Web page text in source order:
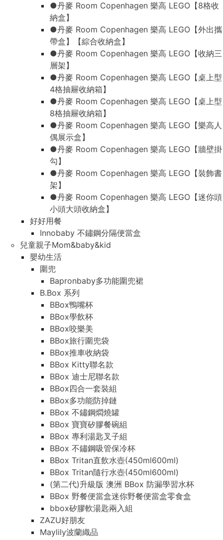
●丹麥 Room Copenhagen 樂高 LEGO【8格收
納盒】
●丹麥 Room Copenhagen 樂高 LEGO【外出攜
帶盒】【綜合收納盒】
●丹麥 Room Copenhagen 樂高 LEGO【收納三
層架】
●丹麥 Room Copenhagen 樂高 LEGO【桌上型
4格抽屜收納箱】
●丹麥 Room Copenhagen 樂高 LEGO【桌上型
8格抽屜收納箱】
●丹麥 Room Copenhagen 樂高 LEGO【樂高人
偶展示盒】
●丹麥 Room Copenhagen 樂高 LEGO【牆壁掛
勾】
●丹麥 Room Copenhagen 樂高 LEGO【裝飾書
架】
●丹麥 Room Copenhagen 樂高 LEGO【迷你頭
小頭大頭收納盒】
好好用餐
Innobaby 不鏽鋼分隔便當盒
兒童親子Mom&baby&kid
嬰幼生活
圍兜
Bapronbaby多功能圍兜裙
B.Box 系列
BBox鴨嘴杯
BBox學飲杯
BBox咬樂美
BBox旅行圍兜袋
BBox推車收納袋
BBox Kitty聯名款
BBox 迪士尼聯名款
BBox四合一套裝組
BBox多功能防掉鏈
BBox 不鏽鋼燜燒罐
BBox 寶寶矽膠餐碗組
BBox 專利湯匙叉子組
BBox 不鏽鋼吸管保冷杯
BBox Tritan直飲水壺(450ml600ml)
BBox Tritan隨行水壺(450ml600ml)
(第二代)升級版 澳洲 BBox 防漏學習水杯
BBox 野餐便當盒迷你野餐便當盒零食盒
bbox矽膠軟湯匙兩入組
ZAZU好朋友
Maylily波蘭織品